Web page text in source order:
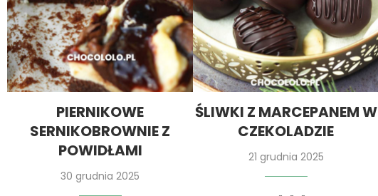
PIERNIKOWE
SERNIKOBROWNIE Z
POWIDŁAMI
30 grudnia 2025
ŚLIWKI Z MARCEPANEM W
CZEKOLADZIE
21 grudnia 2025